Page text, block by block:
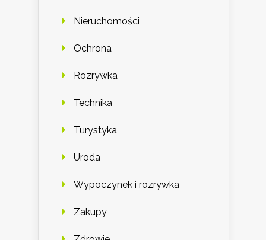
Nieruchomości
Ochrona
Rozrywka
Technika
Turystyka
Uroda
Wypoczynek i rozrywka
Zakupy